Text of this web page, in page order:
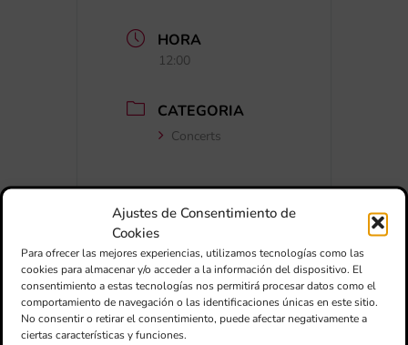
Ajustes de Consentimiento de
Cookies
Para ofrecer las mejores experiencias, utilizamos tecnologías como las
cookies para almacenar y/o acceder a la información del dispositivo. El
consentimiento a estas tecnologías nos permitirá procesar datos como el
comportamiento de navegación o las identificaciones únicas en este sitio.
No consentir o retirar el consentimiento, puede afectar negativamente a
ciertas características y funciones.
HORA
12:00
CATEGORIA
Concerts
+ Afegir a Google Calendar